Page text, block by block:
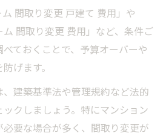
間取り変更 戸建て 費用」や
ム 間取り変更 費用」など、条件ご
ておくことで、予算オーバーや
げます。
、建築基準法や管理規約など法的
クしましょう。特にマンション
要な場合が多く、間取り変更が